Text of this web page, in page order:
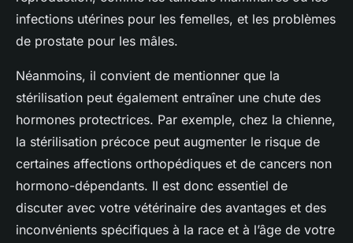
infections utérines pour les femelles, et les problèmes
de prostate pour les mâles.
Néanmoins, il convient de mentionner que la
stérilisation peut également entraîner une chute des
hormones protectrices. Par exemple, chez la chienne,
la stérilisation précoce peut augmenter le risque de
certaines affections orthopédiques et de cancers non
hormono-dépendants. Il est donc essentiel de
discuter avec votre vétérinaire des avantages et des
inconvénients spécifiques à la race et à l’âge de votre